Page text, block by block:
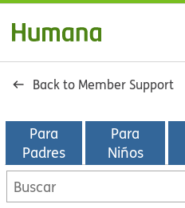
Back to Member Support
Para
Padres
Para
Niños
Buscar
en